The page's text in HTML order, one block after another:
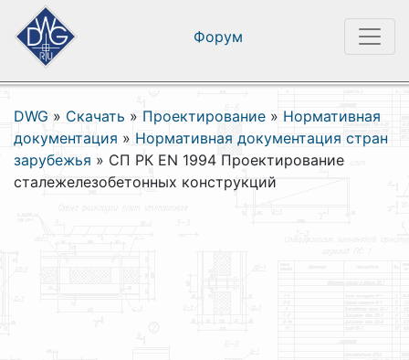
Форум
DWG » Скачать » Проектирование » Нормативная
документация » Нормативная документация стран
зарубежья » СП РК EN 1994 Проектирование
сталежелезобетонных конструкций